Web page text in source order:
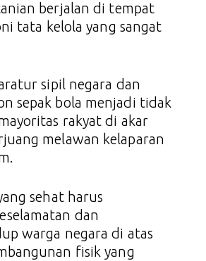
berjalan di tempat
tata kelola yang sangat
sipil negara dan
sepak bola menjadi tidak
rakyat di akar
melawan kelaparan
sehat harus
dan
warga negara di atas
fisik yang